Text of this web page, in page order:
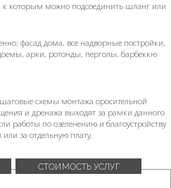
к которым можно подсоединить шланг или
фасад дома, все надворные постройки,
арки, ротонды, перголы, барбеккю
схемы монтажа оросительной
и дренажа выходят за рамки данного
работы по озеленению и благоустройству
за отдельную плату.
СТОИМОСТЬ УСЛУГ